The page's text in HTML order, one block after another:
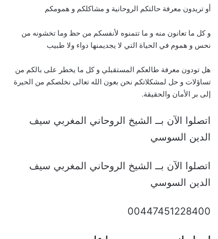
أو تريدون معرفة حالتكم الروحانية و مشاكلكم و همومكم
و كل ما تعانون منه و ما تتمنوه لأنفسكم من حظ وما تخشونه من
نحس و هموم في الحياة التي لا يجديمنها دواء ولا طبيب
هل تودون معرفة طالعكم المستقبلي و كل ما يخطر على بالكم من
تساؤلات و حل لمشكلاتكم نحن بعون الله تعالى نخلصكم من الحيرة
إلى بر الأمان والحقيقة.
اتصلوا الآن بــ الشيخ الروحاني المغربي سيف
الدين السوسي
اتصلوا الآن بــ الشيخ الروحاني المغربي سيف
الدين السوسي
00447451228400